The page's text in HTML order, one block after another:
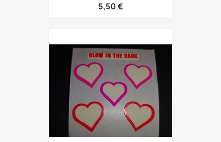
5,50 €